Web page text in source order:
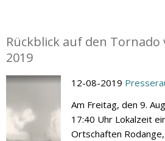
Rückblick auf den Tornado
2019
12-08-2019
Am Freitag, den 9.
17:40 Uhr Lokalzeit
Ortschaften